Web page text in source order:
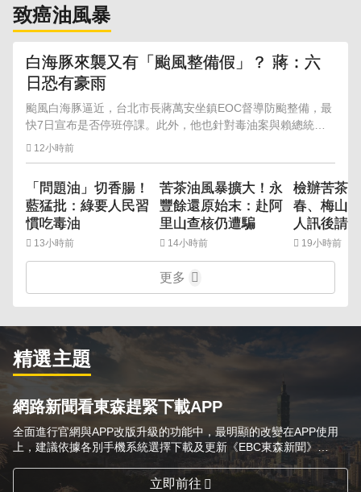
致癌油風暴
白海豚來襲又有「颱風整備假」？ 蔣：六
日恐有豪雨
颱風白海豚逼近，台北市長蔣萬安坐鎮EOC督導防颱整備，最
快7日宣布是否停班停課。此外，他也針對毒油案與賴總統
「台中是食安破口」說法表達不滿，雙方持續隔空交鋒。
12小時前
「問題油」切香腸！
藍猛批：綠要人民習
慣吃毒油
13小時前
苦茶油風暴擴大！永
豐餘還原始末：赴阿
里山查核仍遭騙
14小時前
檢辦苦茶
春、梅山
人訊後請回
19小時前
更多
精選主題
網路新聞看東森趕緊下載APP
全面進行官網與APP改版升級的功能中，最明顯的改變在APP使用
上，建議依據各別手機系統選擇下載及更新《EBC東森新聞》
APP，方便隨時隨地掌握第一手想要的新聞訊息！
立即前往